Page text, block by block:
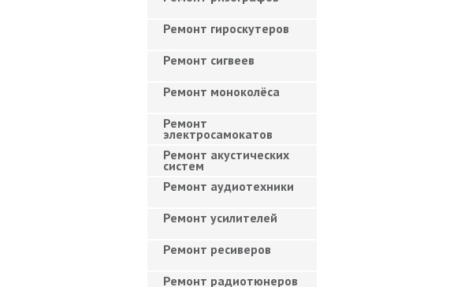
Ремонт гироскутеров
Ремонт сигвеев
Ремонт моноколёса
Ремонт
электросамокатов
Ремонт акустических
систем
Ремонт аудиотехники
Ремонт усилителей
Ремонт ресиверов
Ремонт радиотюнеров